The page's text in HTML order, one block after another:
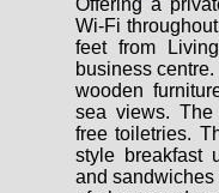
Offering a
Wi-Fi
feet from
business
wooden
sea views.
free toiletries.
style breakfast
and